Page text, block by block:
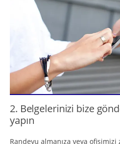
2. Belgelerinizi bize
yapın
Randevu almanıza veya